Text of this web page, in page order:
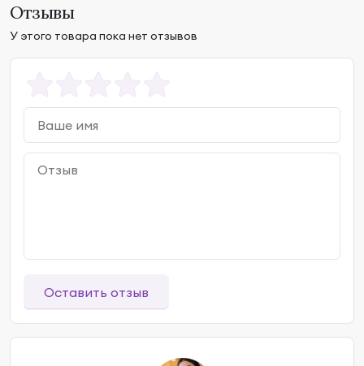
Отзывы
У этого товара пока нет отзывов
Оставить отзыв